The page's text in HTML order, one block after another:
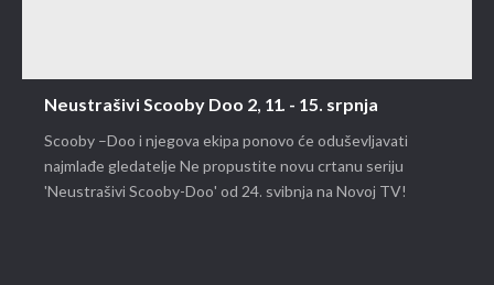
Neustrašivi Scooby Doo 2, 11. - 15. srpnja
Scooby –Doo i njegova ekipa ponovo će oduševljavati
najmlađe gledatelje Ne propustite novu crtanu seriju
'Neustrašivi Scooby-Doo' od 24. svibnja na Novoj TV!